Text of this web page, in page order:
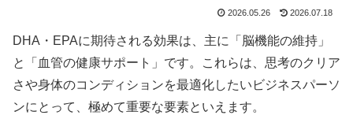
2026.05.26 2026.07.18
DHA・EPAに期待される効果は、主に「脳機能の維持」
と「血管の健康サポート」です。これらは、思考のクリア
さや身体のコンディションを最適化したいビジネスパーソ
ンにとって、極めて重要な要素といえます。